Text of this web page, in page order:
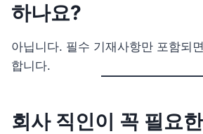
하나요?
아닙니다. 필수 기재사항만 포함되
합니다.
회사 직인이 꼭 필요